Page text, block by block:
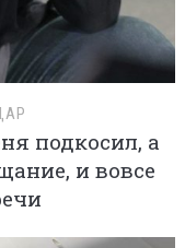
подкосил, а
и вовсе